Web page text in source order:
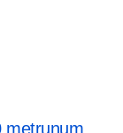
metrunum